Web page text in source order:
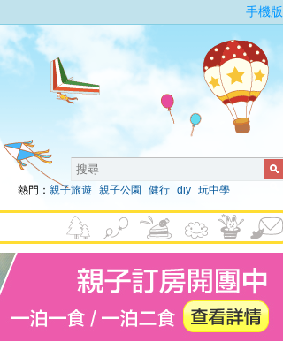
手機版
熱門： 親子旅遊 親子公園 健行 diy 玩中學